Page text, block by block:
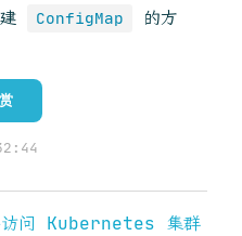
ConfigMap
的方
问 Kubernetes 集群